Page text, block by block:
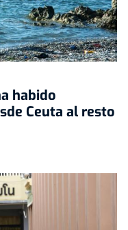
habido
Ceuta al resto